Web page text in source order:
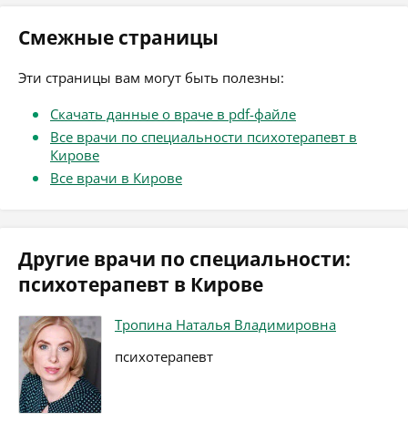
Смежные страницы
Эти страницы вам могут быть полезны:
Скачать данные о враче в pdf-файле
Все врачи по специальности психотерапевт в
Кирове
Все врачи в Кирове
Другие врачи по специальности:
психотерапевт в Кирове
Тропина Наталья Владимировна
психотерапевт